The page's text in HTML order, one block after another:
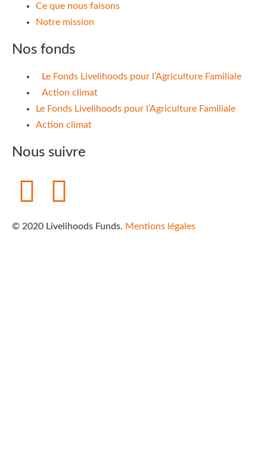
Ce que nous faisons
Notre mission
Nos fonds
Le Fonds Livelihoods pour l’Agriculture Familiale
Action climat
Le Fonds Livelihoods pour l’Agriculture Familiale
Action climat
Nous suivre
© 2020 Livelihoods Funds. Mentions légales